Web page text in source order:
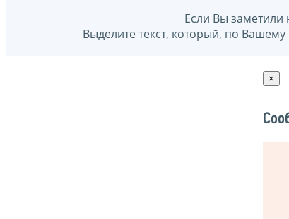
Если Вы заметили
Выделите текст, который, по
×